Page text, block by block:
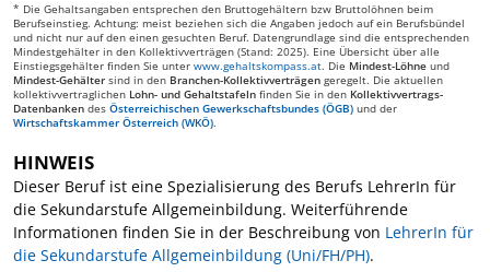
* Die Gehaltsangaben entsprechen den Bruttogehältern bzw Bruttolöhnen beim
Berufseinstieg. Achtung: meist beziehen sich die Angaben jedoch auf ein Berufsbündel
und nicht nur auf den einen gesuchten Beruf. Datengrundlage sind die entsprechenden
Mindestgehälter in den Kollektivverträgen (Stand: 2025). Eine Übersicht über alle
Einstiegsgehälter finden Sie unter www.gehaltskompass.at. Die Mindest-Löhne und
Mindest-Gehälter sind in den Branchen-Kollektivverträgen geregelt. Die aktuellen
kollektivvertraglichen Lohn- und Gehaltstafeln finden Sie in den Kollektivvertrags-
Datenbanken des Österreichischen Gewerkschaftsbundes (ÖGB) und der
Wirtschaftskammer Österreich (WKÖ).
HINWEIS
Dieser Beruf ist eine Spezialisierung des Berufs LehrerIn für
die Sekundarstufe Allgemeinbildung. Weiterführende
Informationen finden Sie in der Beschreibung von LehrerIn für
die Sekundarstufe Allgemeinbildung (Uni/FH/PH).